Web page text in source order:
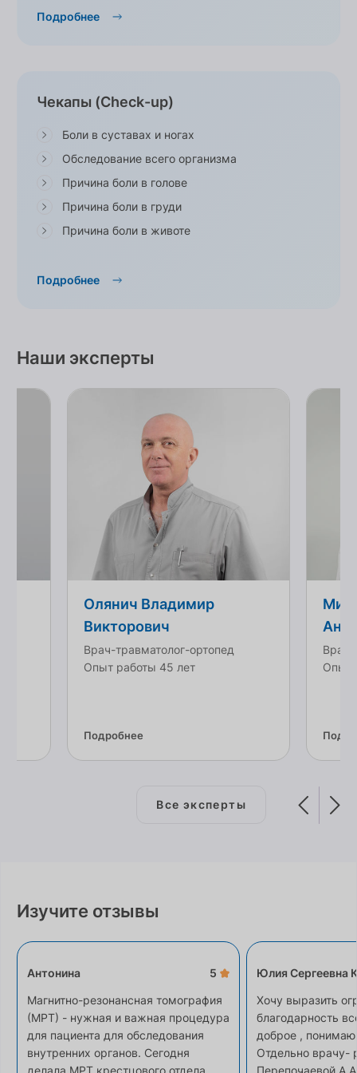
Подробнее
Чекапы (Check-up)
Боли в суставах и ногах
Обследование всего организма
Причина боли в голове
Причина боли в груди
Причина боли в животе
Подробнее
Наши эксперты
Олянич Владимир
Викторович
Врач-травматолог-ортопед
Опыт работы 45 лет
Подробнее
Врач-
Опыт
Все эксперты
Изучите отзывы
Антонина
5
Магнитно-резонансная томография
(МРТ) - нужная и важная процедура
для пациента для обследования
внутренних органов. Сегодня
делала МРТ крестцового отдела
Юлия Сергеевна
Хочу выразить
благодарность
доброе ,
Отдельно врачу-
Перепочаевой